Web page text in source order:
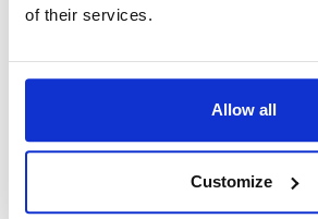
of their services.
Allow all
Customize
Übertragungen dank
Satellitenfernsehen
10 Jahre später, im Jahr
SYNCOM 3 als einer der
Kommunikationssatelliten im
geostationären Orbit die